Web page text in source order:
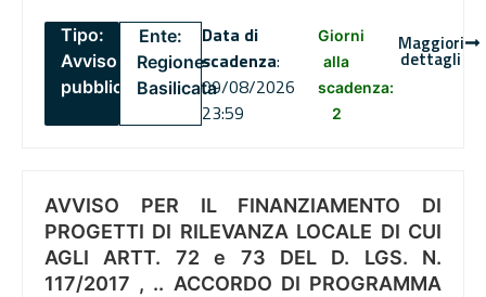
Tipo:
Avviso
pubblico
Ente:
Regione
Basilicata
Data di
scadenza:
09/08/2026
23:59
Giorni
alla
scadenza:
2
Maggiori
dettagli
AVVISO PER IL FINANZIAMENTO DI
PROGETTI DI RILEVANZA LOCALE DI CUI
AGLI ARTT. 72 e 73 DEL D. LGS. N.
117/2017 , .. ACCORDO DI PROGRAMMA